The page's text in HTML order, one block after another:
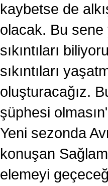
kaybetse de
olacak. Bu sene
sıkıntıları
sıkıntıları
oluşturacağız.
şüphesi
Yeni sezonda
konuşan
elemeyi